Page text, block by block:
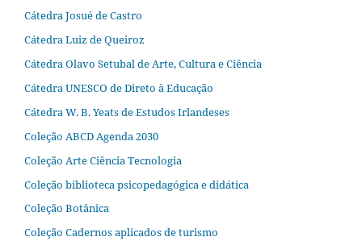
Cátedra Josué de Castro
Cátedra Luiz de Queiroz
Cátedra Olavo Setubal de Arte, Cultura e Ciência
Cátedra UNESCO de Direto à Educação
Cátedra W. B. Yeats de Estudos Irlandeses
Coleção ABCD Agenda 2030
Coleção Arte Ciência Tecnologia
Coleção biblioteca psicopedagógica e didática
Coleção Botânica
Coleção Cadernos aplicados de turismo